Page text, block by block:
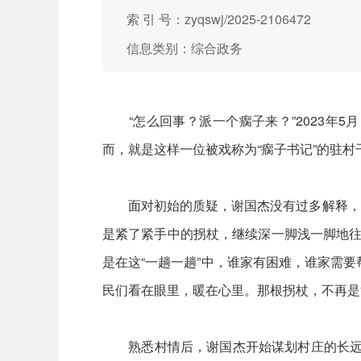
索 引 号：zyqswj/2025-2106472
信息类别：综合政务
“怎么回事？派一个瘸子来？”2023年5月
而，就是这样一位被戏称为“瘸子书记”的驻
面对初始的质疑，谢国杰没有过多解释，
是紧了紧手中的拐杖，继续深一脚浅一脚地
是在这“一趟一趟”中，谁家有困难，谁家需
民们看在眼里，暖在心里。那根拐杖，不再
熟悉村情后，谢国杰开始谋划村庄的长远